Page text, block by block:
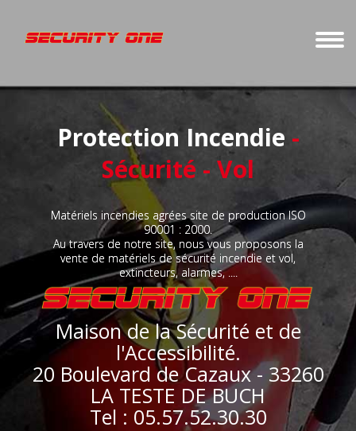
Protection Incendie -
Sécurité - Vol
Matériels incendies agrées site de production ISO
90001 : 2000.
Au travers de notre site, nous vous proposons la
vente de matériels de sécurité incendie et vol,
extincteurs, alarmes, ....
Maison de la Sécurité et de
l'Accessibilité.
20 Boulevard de Cazaux - 33260
LA TESTE DE BUCH
Tel : 05.57.52.30.30